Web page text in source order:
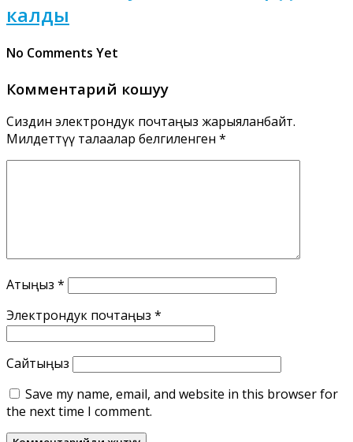
калды
No Comments Yet
Комментарий кошуу
Сиздин электрондук почтаңыз жарыяланбайт.
Милдеттүү талаалар белгиленген *
Атыңыз *
Электрондук почтаңыз *
Сайтыңыз
Save my name, email, and website in this browser for
the next time I comment.